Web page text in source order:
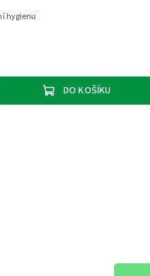
DO KOŠÍKU
hygienu